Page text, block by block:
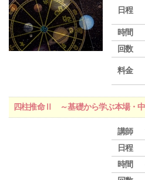
日程
時間
回数
料金
四柱推命Ⅱ ～基礎から学ぶ本場・
講師
日程
時間